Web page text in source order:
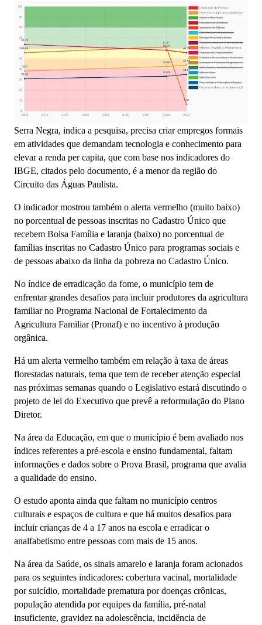
Serra Negra, indica a pesquisa, precisa criar empregos formais
em atividades que demandam tecnologia e conhecimento para
elevar a renda per capita, que com base nos indicadores do
IBGE, citados pelo documento, é a menor da região do
Circuito das Águas Paulista.
O indicador mostrou também o alerta vermelho (muito baixo)
no porcentual de pessoas inscritas no Cadastro Único que
recebem Bolsa Família e laranja (baixo) no porcentual de
famílias inscritas no Cadastro Único para programas sociais e
de pessoas abaixo da linha da pobreza no Cadastro Único.
No índice de erradicação da fome, o município tem de
enfrentar grandes desafios para incluir produtores da agricultura
familiar no Programa Nacional de Fortalecimento da
Agricultura Familiar (Pronaf) e no incentivo à produção
orgânica.
Há um alerta vermelho também em relação à taxa de áreas
florestadas naturais, tema que tem de receber atenção especial
nas próximas semanas quando o Legislativo estará discutindo o
projeto de lei do Executivo que prevê a reformulação do Plano
Diretor.
Na área da Educação, em que o município é bem avaliado nos
índices referentes a pré-escola e ensino fundamental, faltam
informações e dados sobre o Prova Brasil, programa que avalia
a qualidade do ensino.
O estudo aponta ainda que faltam no município centros
culturais e espaços de cultura e que há muitos desafios para
incluir crianças de 4 a 17 anos na escola e erradicar o
analfabetismo entre pessoas com mais de 15 anos.
Na área da Saúde, os sinais amarelo e laranja foram acionados
para os seguintes indicadores: cobertura vacinal, mortalidade
por suicídio, mortalidade prematura por doenças crônicas,
população atendida por equipes da família, pré-natal
insuficiente, gravidez na adolescência, incidência de